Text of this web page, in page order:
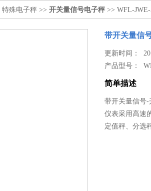
特殊电子秤 >> 开关量信号电子秤 >> WFL-
带开关量信
更新时间：
产品型号：
简单描述
带开关量信号
仪表采用高速
定值秤、分选